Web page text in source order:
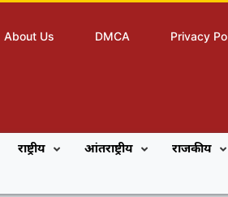
About Us DMCA Privacy
राष्ट्रीय आंतराष्ट्रीय
राजकीय